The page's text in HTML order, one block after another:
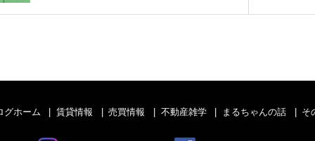
グホーム 賃貸情報 売買情報 不動産雑学 まるちゃんの話 そ